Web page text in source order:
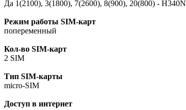
Да 1(2100), 3(1800), 7(2600), 8(900), 20(800) - H340N
Режим работы SIM-карт
попеременный
Кол-во SIM-карт
2 SIM
Тип SIM-карты
micro-SIM
Доступ в интернет